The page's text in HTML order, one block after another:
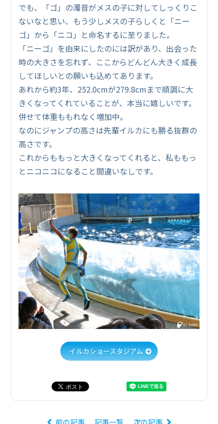
でも、「ゴ」の濁音がメスの子に対してしっくりこ
ないなと思い、もう少しメスの子らしくと「ニー
ゴ」から「ニコ」と命名するに至りました。
「ニーゴ」を由来にしたのには訳があり、出会った
時の大きさを忘れず、ここからどんどん大きく成長
してほしいとの願いも込めてあります。
あれから約3年、252.0cmが279.8cmまで順調に大
きくなってくれていることが、本当に嬉しいです。
併せて体重ももれなく増加中。
なのにジャンプの高さは先輩イルカにも勝る抜群の
高さです。
これからももっと大きくなってくれると、私ももっ
とニコニコになること間違いなしです。
イルカショースタジアム
前の記事 記事一覧 次の記事